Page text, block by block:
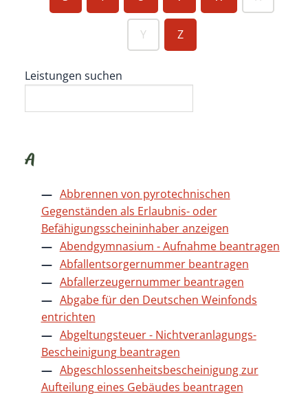
Y Z
Leistungen suchen
A
Abbrennen von pyrotechnischen
Gegenständen als Erlaubnis- oder
Befähigungsscheininhaber anzeigen
Abendgymnasium - Aufnahme beantragen
Abfallentsorgernummer beantragen
Abfallerzeugernummer beantragen
Abgabe für den Deutschen Weinfonds
entrichten
Abgeltungsteuer - Nichtveranlagungs-
Bescheinigung beantragen
Abgeschlossenheitsbescheinigung zur
Aufteilung eines Gebäudes beantragen